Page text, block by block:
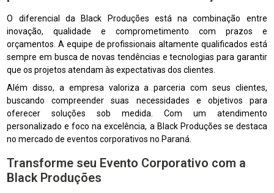
O diferencial da Black Produções está na combinação entre
inovação, qualidade e comprometimento com prazos e
orçamentos. A equipe de profissionais altamente qualificados está
sempre em busca de novas tendências e tecnologias para garantir
que os projetos atendam às expectativas dos clientes.
Além disso, a empresa valoriza a parceria com seus clientes,
buscando compreender suas necessidades e objetivos para
oferecer soluções sob medida. Com um atendimento
personalizado e foco na excelência, a Black Produções se destaca
no mercado de eventos corporativos no Paraná.
Transforme seu Evento Corporativo com a
Black Produções